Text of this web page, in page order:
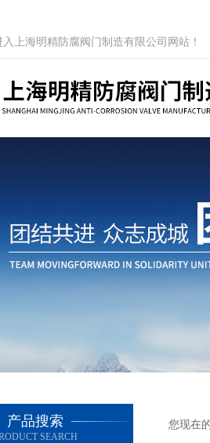
上海明精防腐阀门制造有限公司网站！
产品搜索
SEARCH
您现在